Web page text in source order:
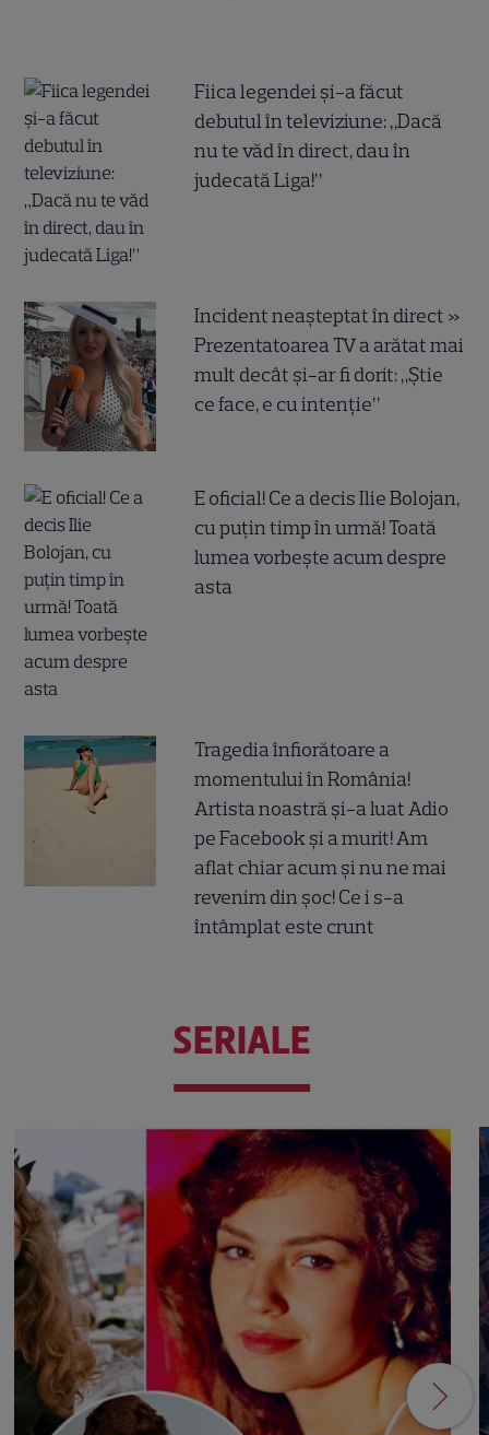
Fiica legendei și-a făcut
debutul în televiziune: „Dacă
nu te văd în direct, dau în
judecată Liga!”
Incident neașteptat în direct »
Prezentatoarea TV a arătat mai
mult decât și-ar fi dorit: „Știe
ce face, e cu intenție”
E oficial! Ce a decis Ilie Bolojan,
cu puțin timp în urmă! Toată
lumea vorbește acum despre
asta
Tragedia înfiorătoare a
momentului în România!
Artista noastră și-a luat Adio
pe Facebook și a murit! Am
aflat chiar acum și nu ne mai
revenim din șoc! Ce i s-a
întâmplat este crunt
SERIALE